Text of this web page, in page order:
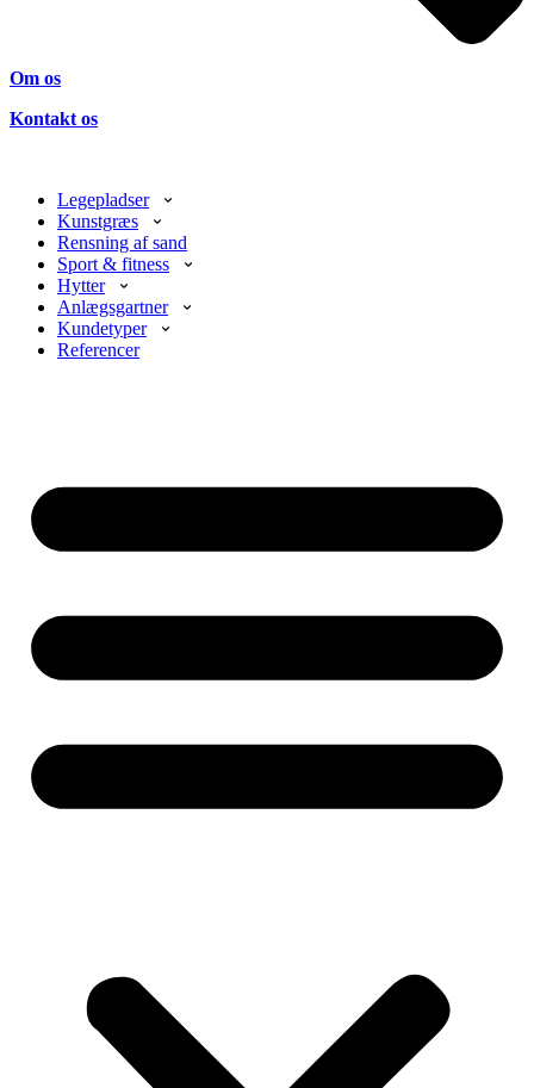
Om os
Kontakt os
Legepladser
Kunstgræs
Rensning af sand
Sport & fitness
Hytter
Anlægsgartner
Kundetyper
Referencer